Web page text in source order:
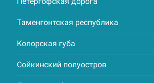
Таменгонтская республика
Копорская губа
Сойкинский полуостров